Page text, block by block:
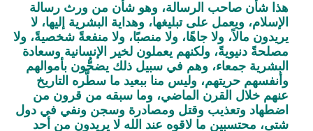
هذا شأن صاحب الرسالة، وهو شأن من ورث رسالة
الإسلام، ويعمل على تبليغها، وهداية البشرية إليها، لا
يريدون مالاً، ولا جاهًا، ولا منصبًا، ولا منفعةً شخصيةً، ولا
مصلحةً دنيويةً، ولكنهم يعملون لخير الإنسانية وسعادة
البشرية جمعاء، وهم في سبيل ذلك يضحُّون بأموالهم
وأنفسهم حريتهم، وليس منا ببعيد ما سطَّره التاريخ
عنهم خلال القرن الماضي، وما سبقه من قرون من
اضطهاد وتعذيب وقتل ومصادرة وسجن ونفي في دول
شتى، محتسبين ما لاقوه عند الله لا يريدون من أحد